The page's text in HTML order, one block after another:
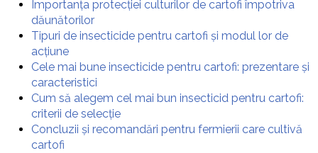
Importanța protecției culturilor de cartofi împotriva
dăunătorilor
Tipuri de insecticide pentru cartofi și modul lor de
acțiune
Cele mai bune insecticide pentru cartofi: prezentare și
caracteristici
Cum să alegem cel mai bun insecticid pentru cartofi:
criterii de selecție
Concluzii și recomandări pentru fermierii care cultivă
cartofi